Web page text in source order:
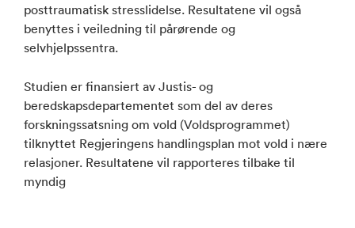
posttraumatisk stresslidelse. Resultatene vil også
benyttes i veiledning til pårørende og
selvhjelpssentra.
Studien er finansiert av Justis- og
beredskapsdepartementet som del av deres
forskningssatsning om vold (Voldsprogrammet)
tilknyttet Regjeringens handlingsplan mot vold i nære
relasjoner. Resultatene vil rapporteres tilbake til
myndig